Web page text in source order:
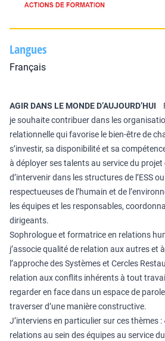
Langues
Français
AGIR DANS LE MONDE D’AUJOURD’HUI
je souhaite contribuer dans les
relationnelle qui favorise le bien-être de
s’investir, sa disponibilité et sa
à déployer ses talents au service du
d’intervenir dans les structures de l’ESS
respectueuses de l’humain et de
les équipes et les responsables,
dirigeants.
Sophrologue et formatrice en relations
j’associe qualité de relation aux autres et
l’approche des Systèmes et Cercles
relation aux conflits inhérents à tout
regarder en face dans un espace de
traverser d’une manière constructive.
J’interviens en particulier sur ces thèmes
relations au sein des équipes au service